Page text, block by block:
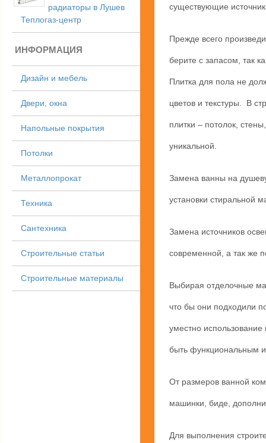
радиаторы в Лушев
Теплогаз-центр
ИНФОРМАЦИЯ
Дизайн и мебель
Двери, окна
Напольные покрытия
Потолки
Металлопрокат
Техника
Сантехника
Строительные статьи
Строительные материалы
существующие
Прежде всего
берите с запасом, так
Плитка для пола не
цветов и текстуры. В
плитки – потолок,
уникальной.
Замена ванны на
установки стиральной
Замена источников
современной, а так же
Выбирая отделочные
что бы они подходили
уместно
быть функциональным
От размеров ванной
машинки, биде,
Для выполнения